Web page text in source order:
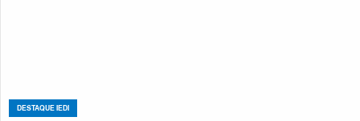
DESTAQUE IEDI